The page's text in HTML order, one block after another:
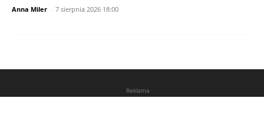
Anna Miler - 7 sierpnia 2026 18:00
Reklama